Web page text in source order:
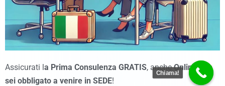
Assicurati la Prima Consulenza GRATIS, ancheOnline non
sei obbligato a venire in SEDE!
Chiama!